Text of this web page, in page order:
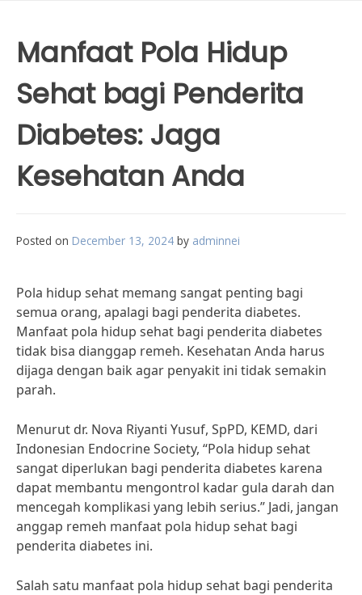
Manfaat Pola Hidup
Sehat bagi Penderita
Diabetes: Jaga
Kesehatan Anda
Posted on December 13, 2024 by adminnei
Pola hidup sehat memang sangat penting bagi
semua orang, apalagi bagi penderita diabetes.
Manfaat pola hidup sehat bagi penderita diabetes
tidak bisa dianggap remeh. Kesehatan Anda harus
dijaga dengan baik agar penyakit ini tidak semakin
parah.
Menurut dr. Nova Riyanti Yusuf, SpPD, KEMD, dari
Indonesian Endocrine Society, “Pola hidup sehat
sangat diperlukan bagi penderita diabetes karena
dapat membantu mengontrol kadar gula darah dan
mencegah komplikasi yang lebih serius.” Jadi, jangan
anggap remeh manfaat pola hidup sehat bagi
penderita diabetes ini.
Salah satu manfaat pola hidup sehat bagi penderita